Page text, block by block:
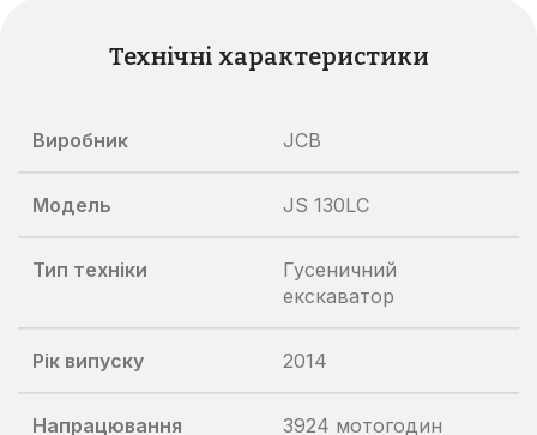
Технічні характеристики
Виробник JCB
Модель JS 130LC
Тип техніки
Гусеничний
екскаватор
Рік випуску 2014
Напрацювання 3924 мотогодин